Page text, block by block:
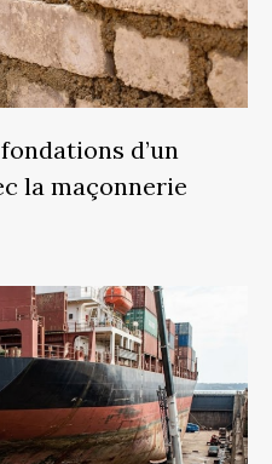
d’un
la maçonnerie